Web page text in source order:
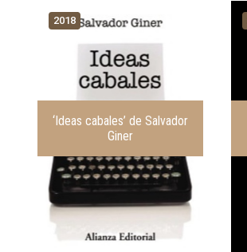
2018
‘Ideas cabales’ de Salvador
Giner